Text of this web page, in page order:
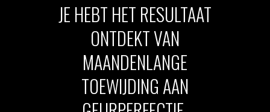
JE HEBT HET RESULTAAT
ONTDEKT VAN
MAANDENLANGE
TOEWIJDING AAN